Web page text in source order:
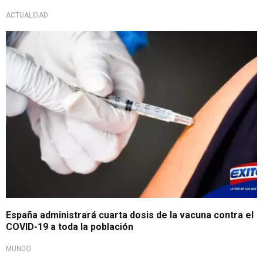
ACTUALIDAD
España administrará cuarta dosis de la vacuna contra el
COVID-19 a toda la población
MUNDO